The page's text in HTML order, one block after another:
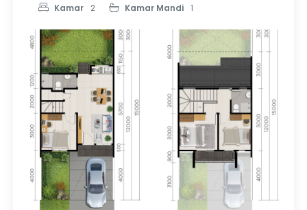
Kamar
2 Kamar Mandi 1